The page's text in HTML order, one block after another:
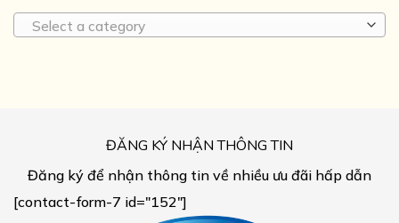
Select a category
ĐĂNG KÝ NHẬN THÔNG TIN
Đăng ký để nhận thông tin về nhiều ưu đãi hấp dẫn
[contact-form-7 id="152"]